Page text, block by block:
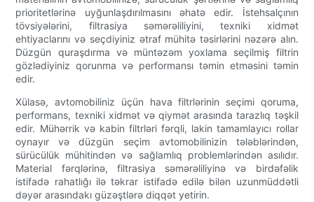
prioritetlərinə uyğunlaşdırılmasını əhatə edir. İstehsalçının
tövsiyələrini, filtrasiya səmərəliliyini, texniki xidmət
ehtiyaclarını və seçdiyiniz ətraf mühitə təsirlərini nəzərə alın.
Düzgün quraşdırma və müntəzəm yoxlama seçilmiş filtrin
gözlədiyiniz qorunma və performansı təmin etməsini təmin
edir.
Xülasə, avtomobiliniz üçün hava filtrlərinin seçimi qoruma,
performans, texniki xidmət və qiymət arasında tarazlıq təşkil
edir. Mühərrik və kabin filtrləri fərqli, lakin tamamlayıcı rollar
oynayır və düzgün seçim avtomobilinizin tələblərindən,
sürücülük mühitindən və sağlamlıq problemlərindən asılıdır.
Material fərqlərinə, filtrasiya səmərəliliyinə və birdəfəlik
istifadə rahatlığı ilə təkrar istifadə edilə bilən uzunmüddətli
dəyər arasındakı güzəştlərə diqqət yetirin.